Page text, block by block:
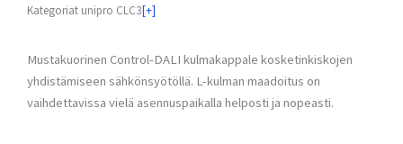
Kategoriat unipro CLC3[+]
Mustakuorinen Control-DALI kulmakappale kosketinkiskojen
yhdistämiseen sähkönsyötöllä. L-kulman maadoitus on
vaihdettavissa vielä asennuspaikalla helposti ja nopeasti.